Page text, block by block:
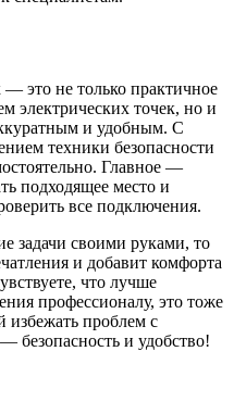
— это не только практичное
электрических точек, но и
и удобным. С
техники безопасности
Главное —
подходящее место и
все подключения.
задачи своими руками, то
и добавит комфорта
что лучше
профессионалу, это тоже
проблем с
безопасность и удобство!